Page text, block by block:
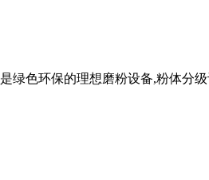
色环保的理想磨粉设备,粉体分